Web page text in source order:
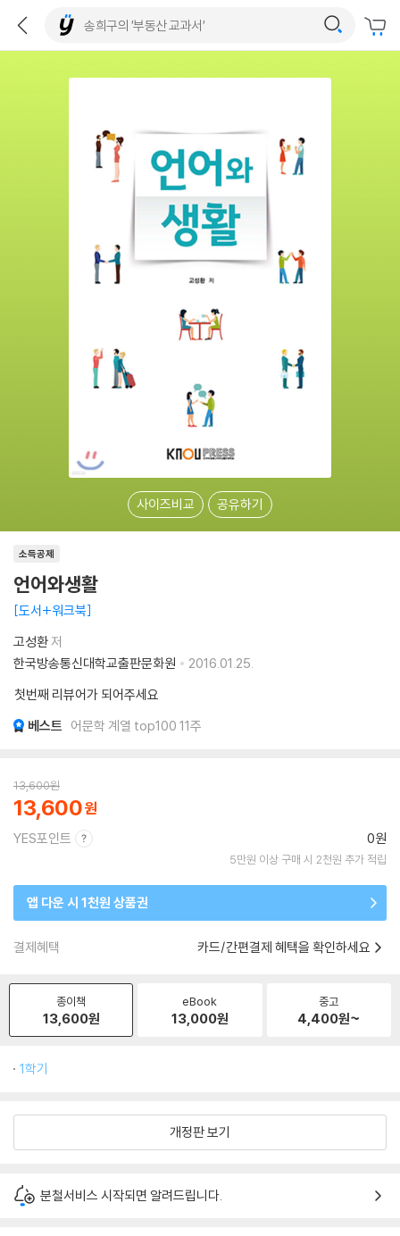
사이즈비교 공유하기
소득공제
언어와생활
도서+워크북
고성환저
한국방송통신대학교출판문화원
2016.01.25.
첫번째 리뷰어가 되어주세요
베스트 어문학 계열 top100 11주
13,600원
13,600
YES포인트 0원
5만원 이상 구매 시 2천원 추가 적립
앱 다운 시 1천원 상품권
결제혜택 카드/간편결제 혜택을 확인하세요
종이책
13,600원
eBook
13,000원
중고
4,400원~
1학기
개정판 보기
분철서비스 시작되면 알려드립니다.